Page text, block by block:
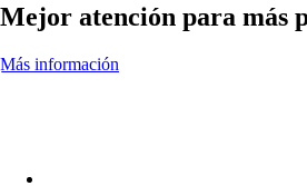
Mejor atención para más
Más información